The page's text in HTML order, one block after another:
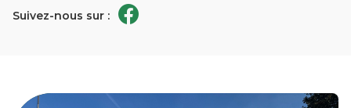
Suivez-nous sur :